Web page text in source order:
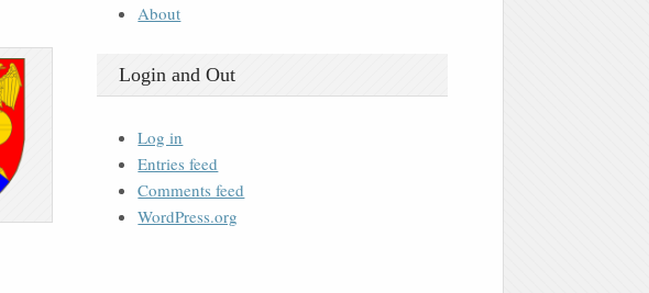
About
Login and Out
Log in
Entries feed
Comments feed
WordPress.org